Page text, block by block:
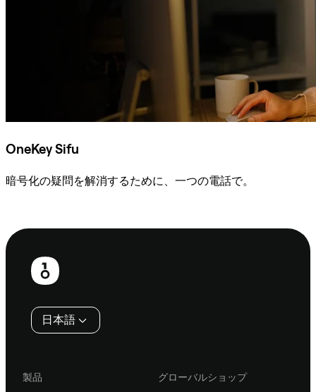
OneKey Sifu
暗号化の疑問を解消するために、一つの電話で。
フ
日本語
製品
グローバルショップ